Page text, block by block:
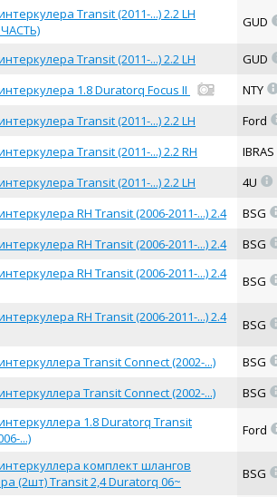
Transit (2011-...) 2.2 LH
GUD
Transit (2011-...) 2.2 LH GUD
1.8 Duratorq Focus II NTY
Transit (2011-...) 2.2 LH Ford
Transit (2011-...) 2.2 RH
IBRAS
Transit (2011-...) 2.2 LH
4U =
RH Transit (2006-2011-...) 2.4 BSG
RH Transit (2006-2011-...) 2.4 BSG
RH Transit (2006-2011-...) 2.4
BSG
RH Transit (2006-2011-...) 2.4
BSG
Transit Connect (2002-...) BSG
Transit Connect (2002-...) BSG
1.8 Duratorq Transit
...)
Ford
комплект шлангов
(2шт) Transit 2,4 Duratorq 06~
BSG